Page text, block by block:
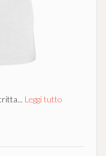
Leggi tutto